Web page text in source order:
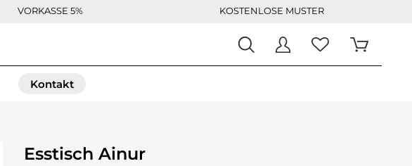
VORKASSE 5% KOSTENLOSE MUSTER
Kontakt
Esstisch Ainur